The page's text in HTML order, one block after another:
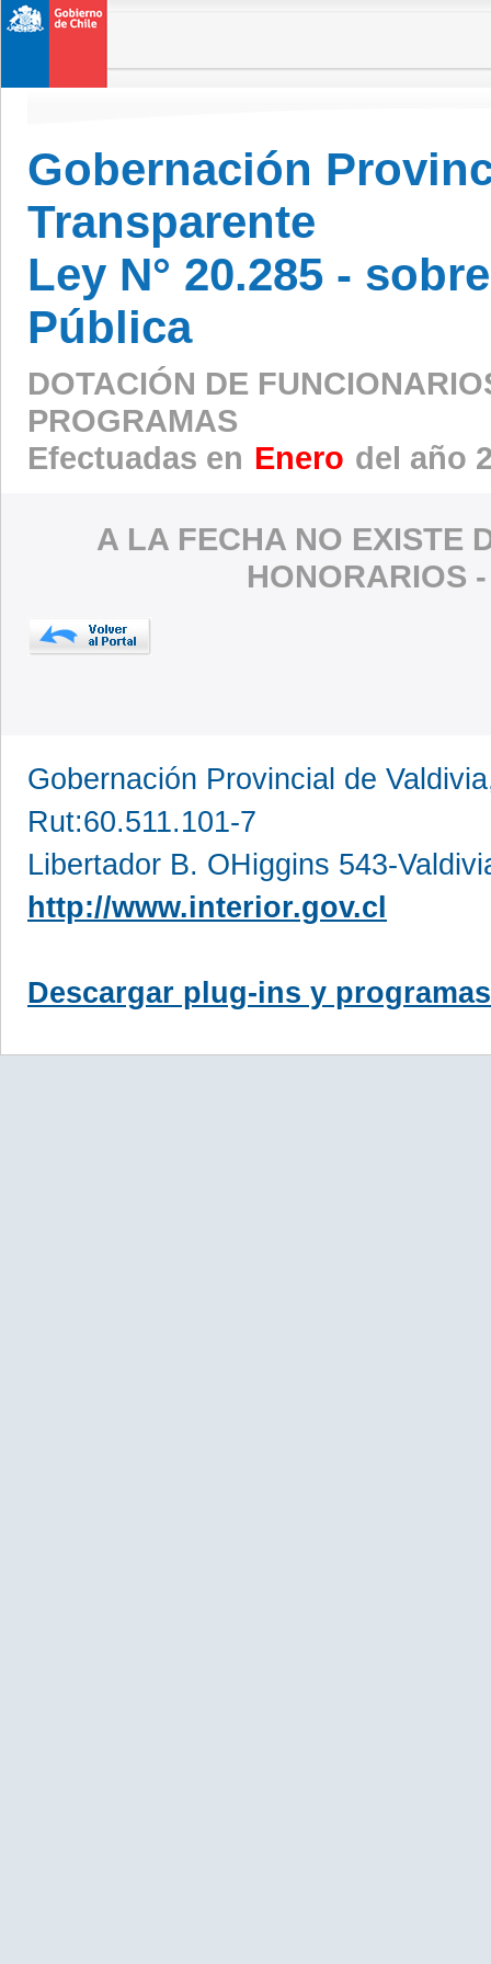
Gobernación
Transparente
Ley N° 20.285 -
Pública
DOTACIÓN DE
PROGRAMAS
Efectuadas en Enero del año
A LA FECHA NO EXISTE
HONORARIOS
Gobernación Provincial de
Rut:60.511.101-7
Libertador B. OHiggins 543-
http://www.interior.gov.cl
Descargar plug-ins y